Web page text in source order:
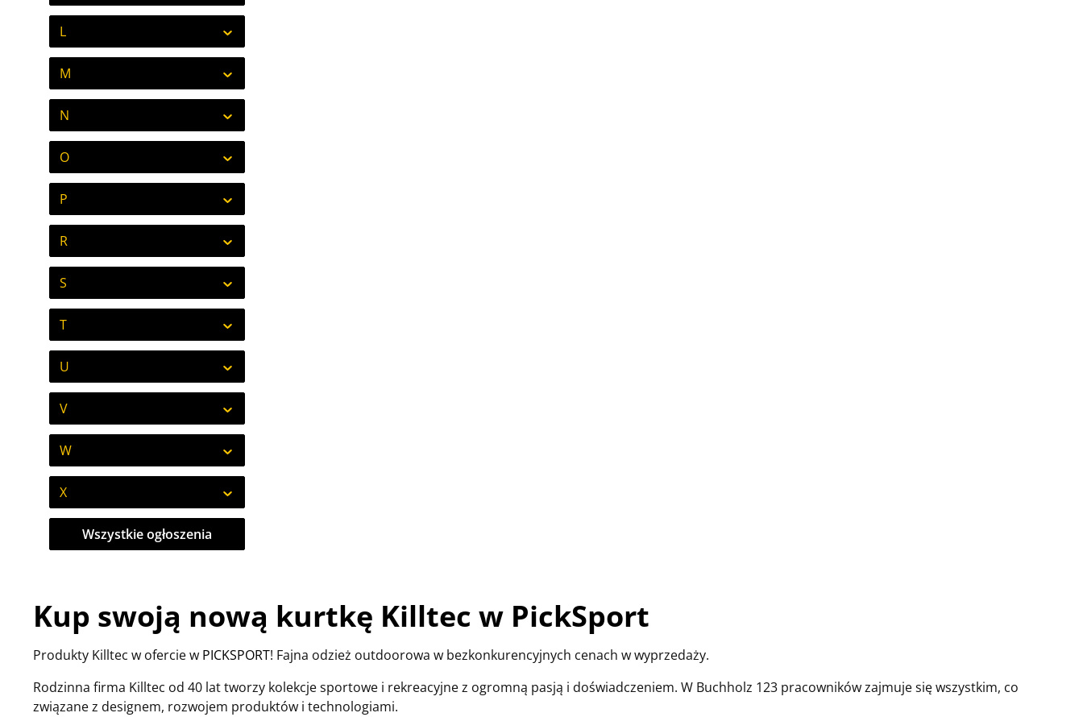
L
M
N
O
P
R
S
T
U
V
W
X
Wszystkie ogłoszenia
Kup swoją nową kurtkę Killtec w PickSport
Produkty Killtec w ofercie w PICKSPORT! Fajna odzież outdoorowa w bezkonkurencyjnych cenach w wyprzedaży.
Rodzinna firma Killtec od 40 lat tworzy kolekcje sportowe i rekreacyjne z ogromną pasją i doświadczeniem. W Buchholz 123 pracowników zajmuje się wszystkim, co
związane z designem, rozwojem produktów i technologiami.